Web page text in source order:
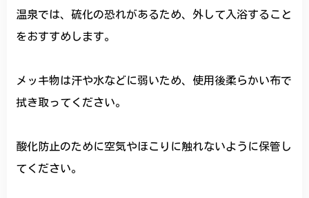
温泉では、硫化の恐れがあるため、外して入浴すること
をおすすめします。
メッキ物は汗や水などに弱いため、使用後柔らかい布で
拭き取ってください。
酸化防止のために空気やほこりに触れないように保管し
てください。